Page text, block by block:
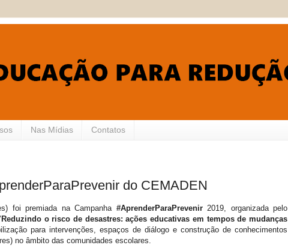
Nas Mídias Contatos
do CEMADEN
foi premiada na Campanha #AprenderParaPrevenir2019, organizada pelo
Reduzindo o risco de desastres: ações educativas em tempos de mudanças
para intervenções, espaços de diálogo e construção de conhecimentos
no âmbito das comunidades escolares.